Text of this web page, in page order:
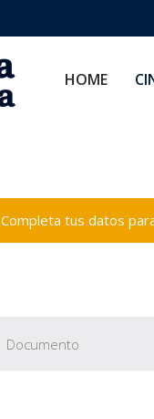
HOME
Completa tus datos